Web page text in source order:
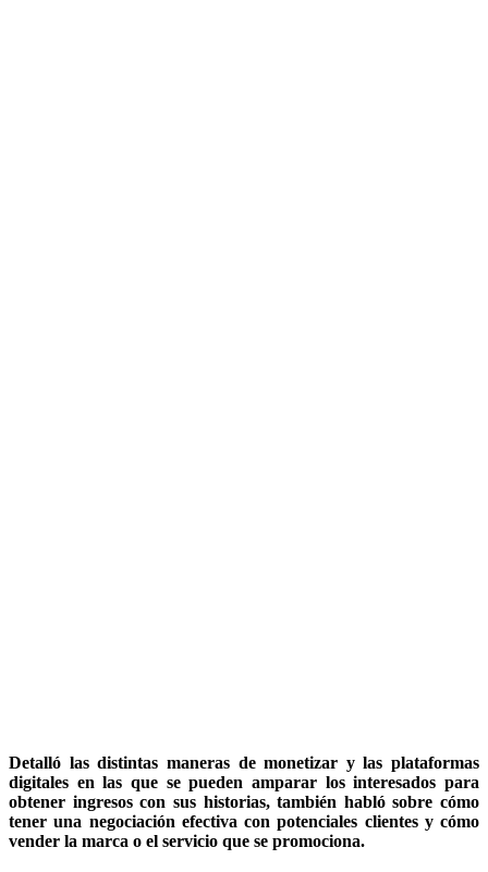
Detalló las distintas maneras de monetizar y las plataformas
digitales en las que se pueden amparar los interesados para
obtener ingresos con sus historias, también habló sobre cómo
tener una negociación efectiva con potenciales clientes y cómo
vender la marca o el servicio que se promociona.